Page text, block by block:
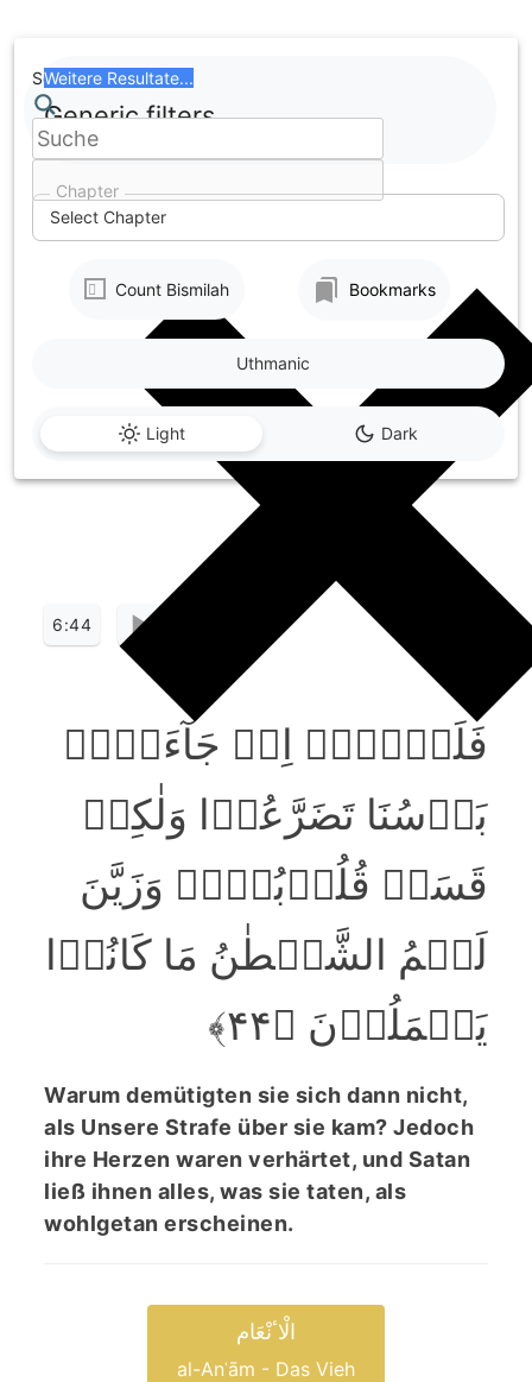
to
content
Chapter
Select Chapter
Search
Weitere Resultate...
Generic filters
Count Bismilah Bookmarks
Light Dark
Uthmanic
6:44
فَلَوۡلَاۤ اِذۡ جَآءَہُمۡ
بَاۡسُنَا تَضَرَّعُوۡا وَلٰکِنۡ
قَسَتۡ قُلُوۡبُہُمۡ وَزَیَّنَ
لَہُمُ الشَّیۡطٰنُ مَا کَانُوۡا
یَعۡمَلُوۡنَ ﴿۴۴﴾
Warum demütigten sie sich dann nicht,
als Unsere Strafe über sie kam? Jedoch
ihre Herzen waren verhärtet, und Satan
ließ ihnen alles, was sie taten, als
wohlgetan erscheinen.
الْاٴنْعَام
al-Anʿām - Das Vieh